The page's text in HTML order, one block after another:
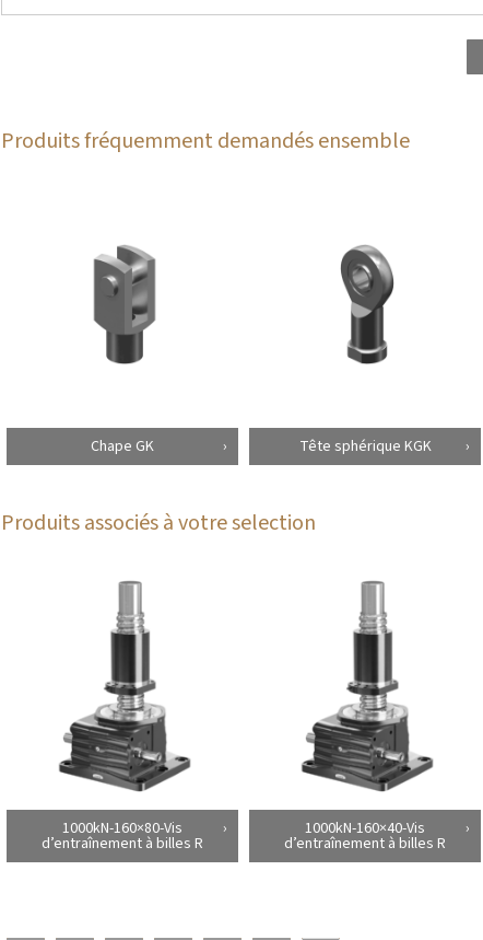
Produits fréquemment demandés ensemble
Chape GK Tête sphérique KGK
Produits associés à votre selection
1000kN-160×80-Vis
d’entraînement à billes R
1000kN-160×40-Vis
d’entraînement à billes R